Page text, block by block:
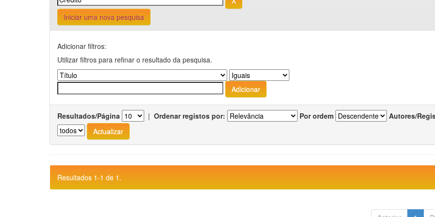
Iniciar uma nova pesquisa
Adicionar filtros:
Utilizar filtros para refinar o resultado da pesquisa.
Resultados/Página | Ordenar registos por: Por ordem Autores/
Resultados 1-1 de 1.